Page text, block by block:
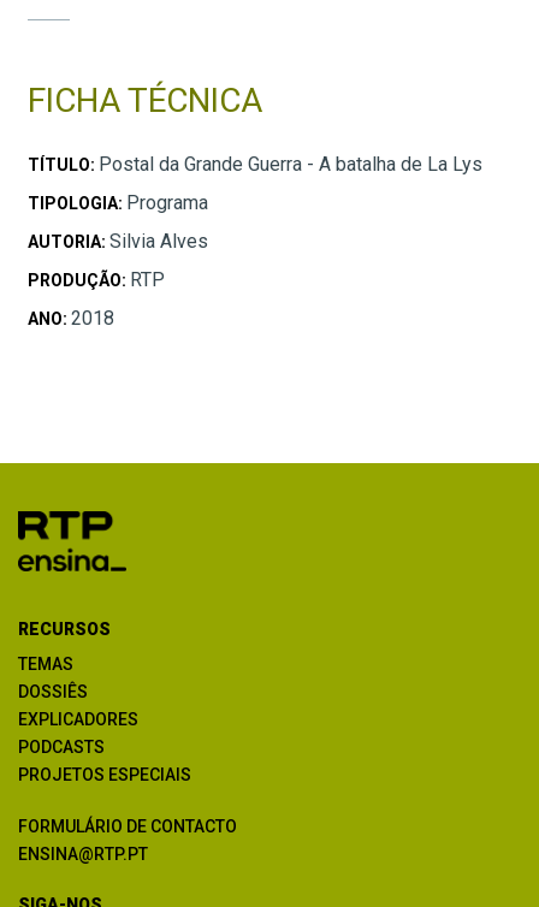
FICHA TÉCNICA
TÍTULO: Postal da Grande Guerra - A batalha de La Lys
TIPOLOGIA: Programa
AUTORIA: Silvia Alves
PRODUÇÃO: RTP
ANO: 2018
RECURSOS
TEMAS
DOSSIÊS
EXPLICADORES
PODCASTS
PROJETOS ESPECIAIS
FORMULÁRIO DE CONTACTO
ENSINA@RTP.PT